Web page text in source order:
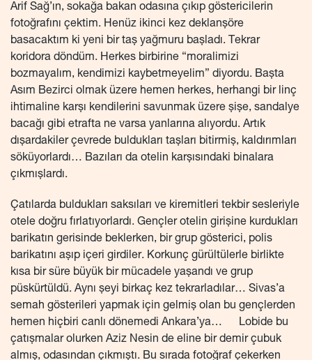
Arif Sağ’ın, sokağa bakan odasına çıkıp göstericilerin
fotoğrafını çektim. Henüz ikinci kez deklanşöre
basacaktım ki yeni bir taş yağmuru başladı. Tekrar
koridora döndüm. Herkes birbirine “moralimizi
bozmayalım, kendimizi kaybetmeyelim” diyordu. Başta
Asım Bezirci olmak üzere hemen herkes, herhangi bir linç
ihtimaline karşı kendilerini savunmak üzere şişe, sandalye
bacağı gibi etrafta ne varsa yanlarına alıyordu. Artık
dışardakiler çevrede buldukları taşları bitirmiş, kaldırımları
söküyorlardı… Bazıları da otelin karşısındaki binalara
çıkmışlardı.
Çatılarda buldukları saksıları ve kiremitleri tekbir sesleriyle
otele doğru fırlatıyorlardı. Gençler otelin girişine kurdukları
barikatın gerisinde beklerken, bir grup gösterici, polis
barikatını aşıp içeri girdiler. Korkunç gürültülerle birlikte
kısa bir süre büyük bir mücadele yaşandı ve grup
püskürtüldü. Aynı şeyi birkaç kez tekrarladılar… Sivas’a
semah gösterileri yapmak için gelmiş olan bu gençlerden
hemen hiçbiri canlı dönemedi Ankara’ya… Lobide bu
çatışmalar olurken Aziz Nesin de eline bir demir çubuk
almış, odasından çıkmıştı. Bu sırada fotoğraf çekerken